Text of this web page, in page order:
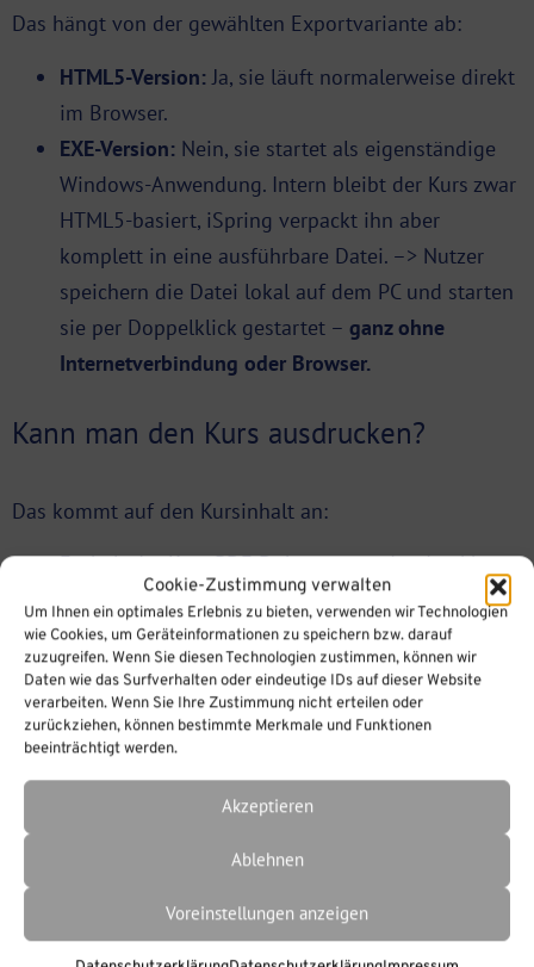
Cookie-Zustimmung verwalten
Um Ihnen ein optimales Erlebnis zu bieten, verwenden wir Technologien
wie Cookies, um Geräteinformationen zu speichern bzw. darauf
zuzugreifen. Wenn Sie diesen Technologien zustimmen, können wir
Daten wie das Surfverhalten oder eindeutige IDs auf dieser Website
verarbeiten. Wenn Sie Ihre Zustimmung nicht erteilen oder
zurückziehen, können bestimmte Merkmale und Funktionen
beeinträchtigt werden.
Akzeptieren
Ablehnen
Voreinstellungen anzeigen
Das hängt von der gewählten Exportvariante ab:
HTML5-Version: Ja, sie läuft normalerweise direkt
im Browser.
EXE-Version: Nein, sie startet als eigenständige
Windows-Anwendung. Intern bleibt der Kurs zwar
HTML5-basiert, iSpring verpackt ihn aber
komplett in eine ausführbare Datei. –> Nutzer
speichern die Datei lokal auf dem PC und starten
sie per Doppelklick gestartet – ganz ohne
Internetverbindung oder Browser.
Kann man den Kurs ausdrucken?
Das kommt auf den Kursinhalt an:
Enthält der Kurs PDF-Dokumente oder druckbare
Folien, können Sie diese meist problemlos
ausdrucken.
Ein vollständiger, interaktiver eLearning-Kurs
können Sie in der Regel nicht sinnvoll als Ganzes
drucken – Animationen, Quizze, Videos und
Interaktionen gehen dabei verloren.
Vorteile einer EXE-Datei
Offline-Nutzung:Kein Internetzugang erforderlich.